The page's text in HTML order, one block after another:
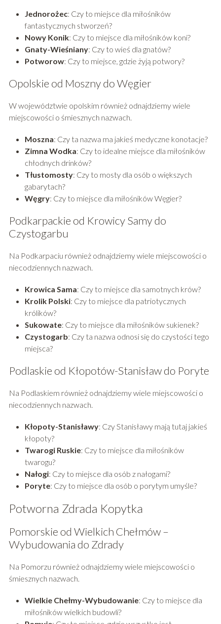
Jednorożec: Czy to miejsce dla miłośników
fantastycznych stworzeń?
Nowy Konik: Czy to miejsce dla miłośników koni?
Gnaty-Wieśniany: Czy to wieś dla gnatów?
Potworow: Czy to miejsce, gdzie żyją potwory?
Opolskie od Moszny do Węgier
W województwie opolskim również odnajdziemy wiele
miejscowości o śmiesznych nazwach.
Moszna: Czy ta nazwa ma jakieś medyczne konotacje?
Zimna Wodka: Czy to idealne miejsce dla miłośników
chłodnych drinków?
Tłustomosty: Czy to mosty dla osób o większych
gabarytach?
Węgry: Czy to miejsce dla miłośników Węgier?
Podkarpackie od Krowicy Samy do
Czystogarbu
Na Podkarpaciu również odnajdziemy wiele miejscowości o
niecodziennych nazwach.
Krowica Sama: Czy to miejsce dla samotnych krów?
Krolik Polski: Czy to miejsce dla patriotycznych
królików?
Sukowate: Czy to miejsce dla miłośników sukienek?
Czystogarb: Czy ta nazwa odnosi się do czystości tego
miejsca?
Podlaskie od Kłopotów-Stanisław do Poryte
Na Podlaskiem również odnajdziemy wiele miejscowości o
niecodziennych nazwach.
Kłopoty-Stanisławy: Czy Stanisławy mają tutaj jakieś
kłopoty?
Twarogi Ruskie: Czy to miejsce dla miłośników
twarogu?
Nałogi: Czy to miejsce dla osób z nałogami?
Poryte: Czy to miejsce dla osób o porytym umyśle?
Potworna Zdrada Kopytka
Pomorskie od Wielkich Chełmów –
Wybudowania do Zdrady
Na Pomorzu również odnajdziemy wiele miejscowości o
śmiesznych nazwach.
Wielkie Chełmy-Wybudowanie: Czy to miejsce dla
miłośników wielkich budowli?